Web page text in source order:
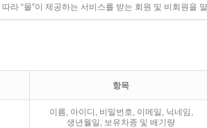
항목
이름, 아이디, 비밀번호, 이메일, 닉네임,
생년월일, 보유차종 및 배기량